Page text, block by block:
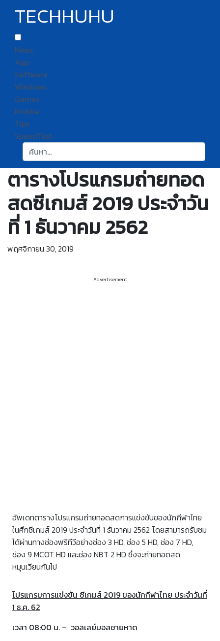
TECHHUHU
News
App
Software
Windows
Games
Mobile
Tips
SpeedTest
ค้นหา:
ตารางโปรแกรมถ่ายทอด
สดซีเกมส์ 2019 ประจำวัน
ที่ 1 ธันวาคม 2562
พฤศจิกายน 30, 2019
Advertisement
อัพเดทตารางโปรแกรมถ่ายทอดสดการแข่งขันของนักกีฬาไทย
ในศึกซีเกมส์ 2019 ประจำวันที่ 1 ธันวาคม 2562 โดยสามารถรับชม
ได้ผ่านทางช่องฟรีทีวีอย่างช่อง 3 HD, ช่อง 5 HD, ช่อง 7 HD,
ช่อง 9 MCOT HD และช่อง NBT 2 HD ซึ่งจะถ่ายทอดสด
หมุนเวียนกันไป
โปรแกรมการแข่งขัน ซีเกมส์ 2019 ของนักกีฬาไทย ประจำวันที่
1 ธ.ค. 62
เวลา 08:00 น. – วอลเลย์บอลชายหาด